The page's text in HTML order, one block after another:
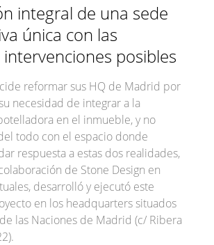
integral de una sede
única con las
posibles
reformar sus HQ de Madrid por
necesidad de integrar a la
en el inmueble, y no
todo con el espacio donde
respuesta a estas dos realidades,
de Stone Design en
desarrolló y ejecutó este
en los headquarters situados
las Naciones de Madrid (c/ Ribera